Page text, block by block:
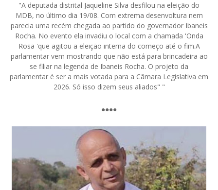
"A deputada distrital Jaqueline Silva desfilou na eleição do
MDB, no último dia 19/08. Com extrema desenvoltura nem
parecia uma recém chegada ao partido do governador Ibaneis
Rocha. No evento ela invadiu o local com a chamada 'Onda
Rosa 'que agitou a eleição interna do começo até o fim.A
parlamentar vem mostrando que não está para brincadeira ao
se filiar na legenda de Ibaneis Rocha. O projeto da
parlamentar é ser a mais votada para a Câmara Legislativa em
2026. Só isso dizem seus aliados" "
●●●●